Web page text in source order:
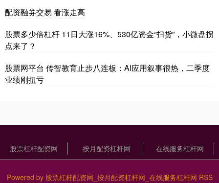
配资融券交易 看涨走高
股票多少倍杠杆 11日大涨16%、530亿资金“扫货”，小微盘拐
点来了？
股票网平台 传智教育止步八连板：AI应用叙事很热，二季度
业绩刚扭亏
股票杠杆配资网 按月配资杠杆网 在线服务杠杆网
Powered by 股票杠杆配资网_按月配资杠杆网_在线服务杠杆网 RSS